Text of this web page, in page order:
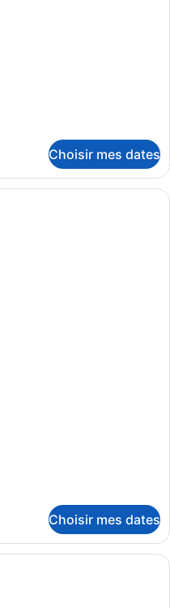
Choisir mes dates
Choisir mes dates